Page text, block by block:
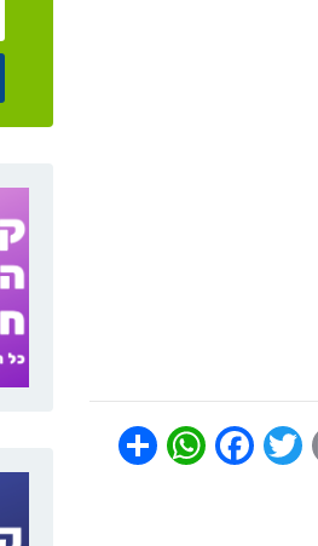
Email
Twitter
Facebook
WhatsApp